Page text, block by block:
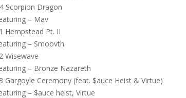
Scorpion Dragon
– Mav
Hempstead Pt. II
– Smoovth
Wisewave
– Bronze Nazareth
Gargoyle Ceremony (feat. $auce Heist & Virtue)
– $auce heist, Virtue